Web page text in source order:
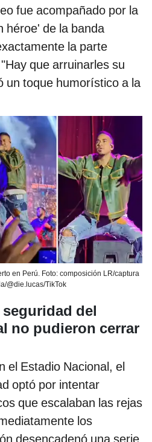
fue acompañado por la
héroe' de la banda
la parte
que arruinarles su
un toque humorístico a la
en Perú. Foto: composición LR/captura
@die.lucas/TikTok
del
no pudieron cerrar
el Estadio Nacional, el
optó por intentar
que escalaban las rejas
los
desencadenó una serie